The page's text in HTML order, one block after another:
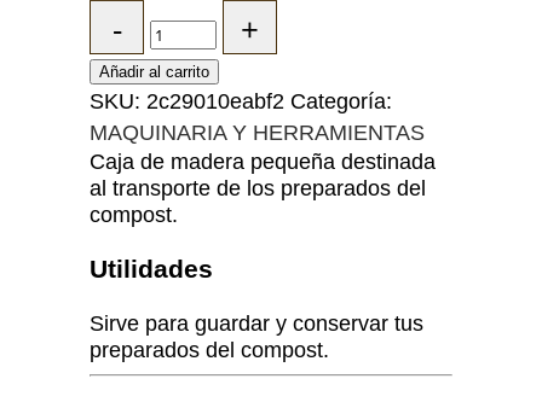
Añadir al carrito
SKU: 2c29010eabf2 Categoría:
MAQUINARIA Y HERRAMIENTAS
Caja de madera pequeña destinada
al transporte de los preparados del
compost.
Utilidades
Sirve para guardar y conservar tus
preparados del compost.